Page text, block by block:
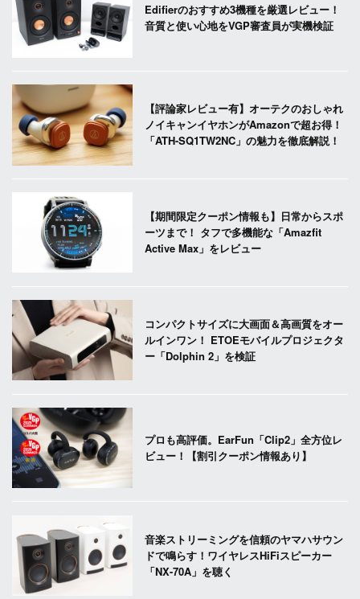
Edifierのおすすめ3機種を厳選レビュー！
音質と使い心地をVGP審査員が実機検証
【評論家レビュー有】オーテクのおしゃれ
ノイキャンイヤホンがAmazonで超お得！
「ATH-SQ1TW2NC」の魅力を徹底解説！
【期間限定クーポン情報も】日常からスポ
ーツまで！ タフで多機能な「Amazfit
Active Max」をレビュー
コンパクトサイズに大画面＆高画質をオー
ルインワン！ ETOEモバイルプロジェクタ
ー「Dolphin 2」を検証
プロも高評価。EarFun「Clip2」全方位レ
ビュー！【割引クーポン情報あり】
音楽ストリーミングを信頼のヤマハサウン
ドで鳴らす！ワイヤレスHiFiスピーカー
「NX-70A」を聴く